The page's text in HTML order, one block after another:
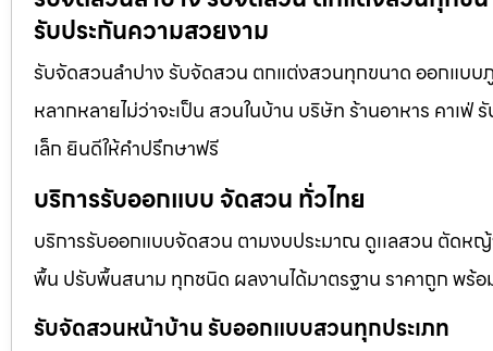
รับประกันความสวยงาม
รับจัดสวนลำปาง รับจัดสวน ตกแต่งสวนทุกขนาด ออกแบ
หลากหลายไม่ว่าจะเป็น สวนในบ้าน บริษัท ร้านอาหาร คา
เล็ก ยินดีให้คำปรึกษาฟรี
บริการรับออกแบบ จัดสวน ทั่วไทย
บริการรับออกแบบจัดสวน ตามงบประมาณ ดูเเลสวน ตัด
พื้น ปรับพื้นสนาม ทุกชนิด ผลงานได้มาตรฐาน ราคาถูก พร้
รับจัดสวนหน้าบ้าน รับออกแบบสวนทุกประเภท